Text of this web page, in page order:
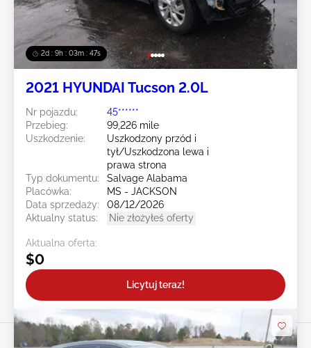
2d : 9h : 03m : 44s
2021 HYUNDAI Tucson 2.0L
Nr pojazdu:
45******
Przebieg:
99,226 mile
Uszkodzenie:
Uszkodzony przód i
tył/Uszkodzona lewa i
prawa strona
Typ dokumentu:
Salvage Alabama
Placówka:
MS - JACKSON
Data sprzedaży:
08/12/2026
Aktualny status:
Nie złożyłeś oferty
Aktualna oferta:
$0
Licytuj teraz!